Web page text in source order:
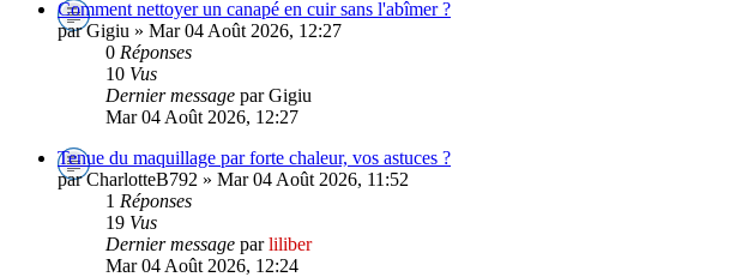
Comment nettoyer un canapé en cuir sans l'abîmer ?
par Gigiu » Mar 04 Août 2026, 12:27
0 Réponses
10 Vus
Dernier message par Gigiu
Mar 04 Août 2026, 12:27
Tenue du maquillage par forte chaleur, vos astuces ?
par CharlotteB792 » Mar 04 Août 2026, 11:52
1 Réponses
19 Vus
Dernier message parliliber
Mar 04 Août 2026, 12:24